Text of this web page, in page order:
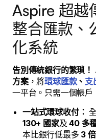
Aspire 超越
整合匯款、
化系統
告別傳統銀行的繁瑣！
方案，將環球匯款、 支
一平台。只需一個帳戶
一站式環球收付：
130+ 國家及40 多
本比銀行低最多 3 倍